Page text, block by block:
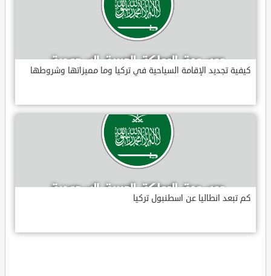
كيفية تجديد الإقامة السياحية في تركيا وما مميزاتها وشروطها
كم تبعد انطاليا عن اسطنبول تركيا